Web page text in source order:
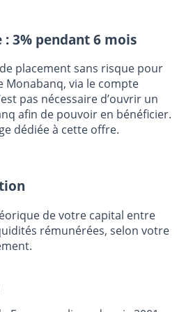
3% pendant 6 mois
placement sans risque pour
Monabanq, via le compte
pas nécessaire d’ouvrir un
afin de pouvoir en bénéficier.
dédiée à cette offre.
de votre capital entre
rémunérées, selon votre